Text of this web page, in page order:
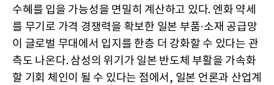
수혜를 입을 가능성을 면밀히 계산하고 있다. 엔화 약세
를 무기로 가격 경쟁력을 확보한 일본 부품·소재 공급망
이 글로벌 무대에서 입지를 한층 더 강화할 수 있다는 관
측도 나온다. 삼성의 위기가 일본 반도체 부활을 가속화
할 기회 체인이 될 수 있다는 점에서, 일본 언론과 산업계